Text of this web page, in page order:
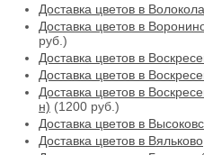
Доставка цветов в
Доставка цветов в
руб.)
Доставка цветов в
Доставка цветов в
Доставка цветов в
н) (1200 руб.)
Доставка цветов в
Доставка цветов в Вяльково